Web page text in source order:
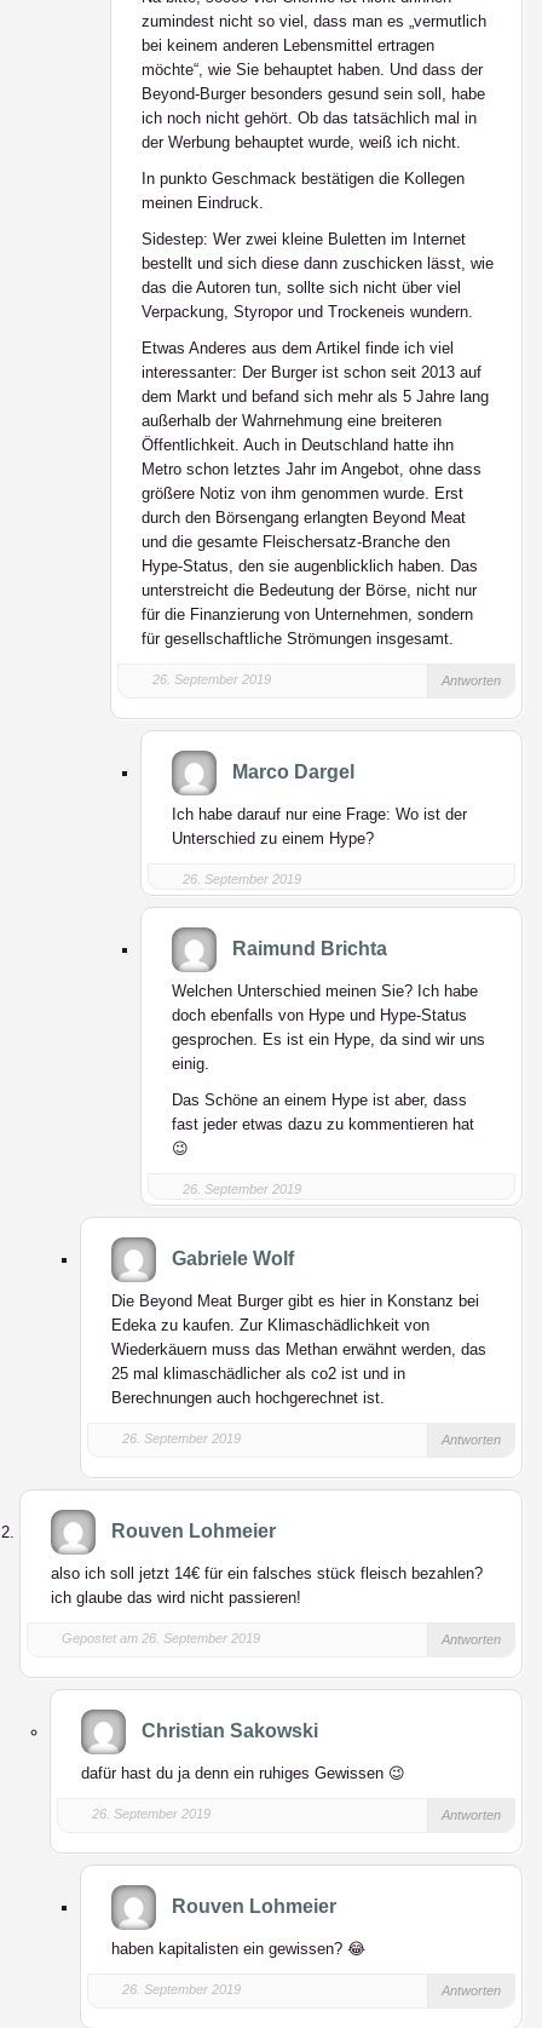
zumindest nicht so viel, dass man es „vermutlich
bei keinem anderen Lebensmittel ertragen
möchte“, wie Sie behauptet haben. Und dass der
Beyond-Burger besonders gesund sein soll, habe
ich noch nicht gehört. Ob das tatsächlich mal in
der Werbung behauptet wurde, weiß ich nicht.
In punkto Geschmack bestätigen die Kollegen
meinen Eindruck.
Sidestep: Wer zwei kleine Buletten im Internet
bestellt und sich diese dann zuschicken lässt, wie
das die Autoren tun, sollte sich nicht über viel
Verpackung, Styropor und Trockeneis wundern.
Etwas Anderes aus dem Artikel finde ich viel
interessanter: Der Burger ist schon seit 2013 auf
dem Markt und befand sich mehr als 5 Jahre lang
außerhalb der Wahrnehmung eine breiteren
Öffentlichkeit. Auch in Deutschland hatte ihn
Metro schon letztes Jahr im Angebot, ohne dass
größere Notiz von ihm genommen wurde. Erst
durch den Börsengang erlangten Beyond Meat
und die gesamte Fleischersatz-Branche den
Hype-Status, den sie augenblicklich haben. Das
unterstreicht die Bedeutung der Börse, nicht nur
für die Finanzierung von Unternehmen, sondern
für gesellschaftliche Strömungen insgesamt.
26. September 2019 Antworten
Marco Dargel
Ich habe darauf nur eine Frage: Wo ist der
Unterschied zu einem Hype?
26. September 2019
Raimund Brichta
Welchen Unterschied meinen Sie? Ich habe
doch ebenfalls von Hype und Hype-Status
gesprochen. Es ist ein Hype, da sind wir uns
einig.
Das Schöne an einem Hype ist aber, dass
fast jeder etwas dazu zu kommentieren hat
😉
26. September 2019
Gabriele Wolf
Die Beyond Meat Burger gibt es hier in Konstanz bei
Edeka zu kaufen. Zur Klimaschädlichkeit von
Wiederkäuern muss das Methan erwähnt werden, das
25 mal klimaschädlicher als co2 ist und in
Berechnungen auch hochgerechnet ist.
26. September 2019 Antworten
Rouven Lohmeier
also ich soll jetzt 14€ für ein falsches stück fleisch bezahlen?
ich glaube das wird nicht passieren!
Gepostet am 26. September 2019 Antworten
Christian Sakowski
dafür hast du ja denn ein ruhiges Gewissen 😉
26. September 2019 Antworten
Rouven Lohmeier
haben kapitalisten ein gewissen? 😂
26. September 2019 Antworten